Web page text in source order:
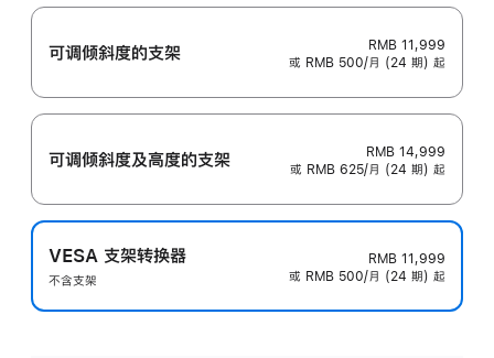
可调倾斜度的支架
RMB 11,999
或 RMB 500/月 (24 期) 起
可调倾斜度及高‍度的支‍架
RMB 14,999
或 RMB 625/月 (24 期) 起
VESA 支架转换器
不含支架
RMB 11,999
或 RMB 500/月 (24 期) 起